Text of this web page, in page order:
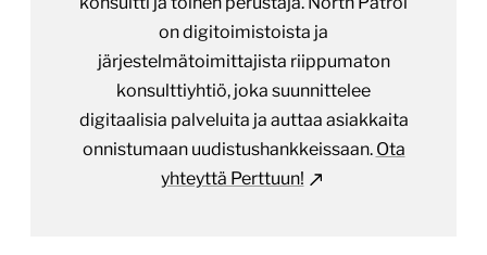
on digitoimistoista ja
järjestelmätoimittajista riippumaton
konsulttiyhtiö, joka suunnittelee
digitaalisia palveluita ja auttaa asiakkaita
onnistumaan uudistushankkeissaan. Ota
yhteyttä Perttuun!